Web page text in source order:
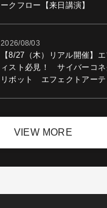
ークフロー【来日講演】
2026/08/03
【8/27（木）リアル開催】
ィスト必見！ サイバーコ
リボット エフェクトアーテ
VIEW MORE